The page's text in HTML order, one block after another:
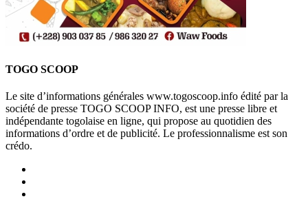
TOGO SCOOP
Le site d’informations générales www.togoscoop.info édité par la
société de presse TOGO SCOOP INFO, est une presse libre et
indépendante togolaise en ligne, qui propose au quotidien des
informations d’ordre et de publicité. Le professionnalisme est son
crédo.